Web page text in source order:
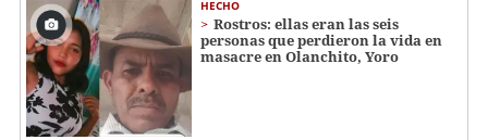
HECHO
Rostros: ellas eran las seis
personas que perdieron la vida en
masacre en Olanchito, Yoro